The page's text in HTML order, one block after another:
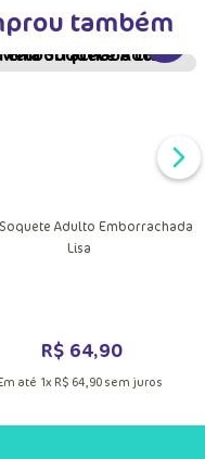
também
DO
Adulto Emborrachada
Lisa
R$ 64,90
até 1x R$ 64, 90sem juros